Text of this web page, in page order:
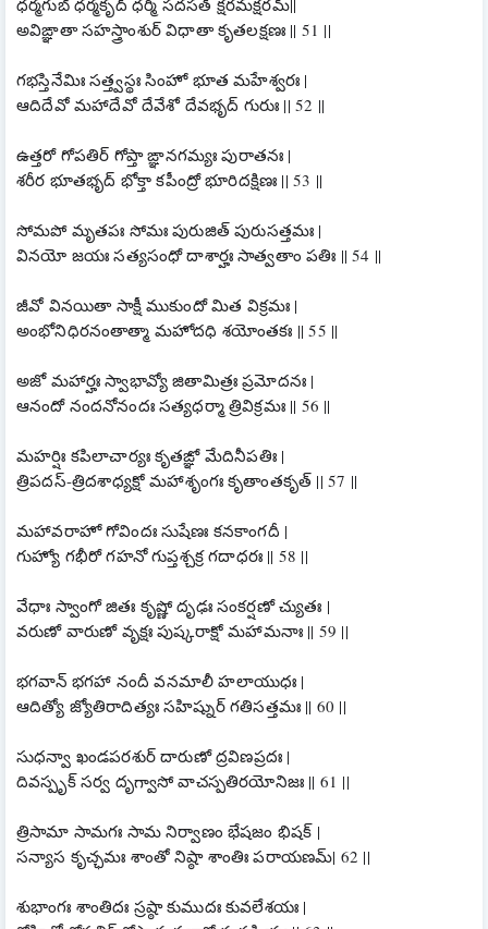
అవిఙ్ఞాతా సహస్త్రాంశుర్ విధాతా కృతలక్షణః || 51 ||
గభస్తినేమిః సత్త్వస్థః సింహో భూత మహేశ్వరః |
ఆదిదేవో మహాదేవో దేవేశో దేవభృద్ గురుః || 52 ||
ఉత్తరో గోపతిర్ గోప్తా ఙ్ఞానగమ్యః పురాతనః |
శరీర భూతభృద్ భోక్తా కపీంద్రో భూరిదక్షిణః || 53 ||
సోమపో మృతపః సోమః పురుజిత్ పురుసత్తమః |
వినయో జయః సత్యసంధో దాశార్హః సాత్వతాం పతిః || 54 ||
జీవో వినయితా సాక్షీ ముకుందో మిత విక్రమః |
అంభోనిధిరనంతాత్మా మహోదధి శయోంతకః || 55 ||
అజో మహార్హః స్వాభావ్యో జితామిత్రః ప్రమోదనః |
ఆనందో నందనోనందః సత్యధర్మా త్రివిక్రమః || 56 ||
మహర్షిః కపిలాచార్యః కృతఙ్ఞో మేదినీపతిః |
త్రిపదస్-త్రిదశాధ్యక్షో మహాశృంగః కృతాంతకృత్ || 57 ||
మహావరాహో గోవిందః సుషేణః కనకాంగదీ |
గుహ్యో గభీరో గహనో గుప్తశ్చక్ర గదాధరః || 58 ||
వేధాః స్వాంగో జితః కృష్ణో దృఢః సంకర్షణో చ్యుతః |
వరుణో వారుణో వృక్షః పుష్కరాక్షో మహామనాః || 59 ||
భగవాన్ భగహా నందీ వనమాలీ హలాయుధః |
ఆదిత్యో జ్యోతిరాదిత్యః సహిష్నుర్ గతిసత్తమః || 60 ||
సుధన్వా ఖండపరశుర్ దారుణో ద్రవిణప్రదః |
దివస్పృక్ సర్వ దృగ్వాసో వాచస్పతిరయోనిజః || 61 ||
త్రిసామా సామగః సామ నిర్వాణం భేషజం భిషక్ |
సన్యాస కృచ్ఛమః శాంతో నిష్ఠా శాంతిః పరాయణమ్| 62 ||
శుభాంగః శాంతిదః స్రష్ఠా కుముదః కువలేశయః |